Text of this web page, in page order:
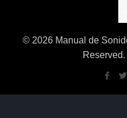
© 2026 Manual de
Reserved.